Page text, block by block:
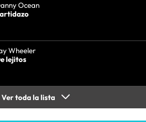
Ocean
Wheeler
lejitos
Ver toda la lista